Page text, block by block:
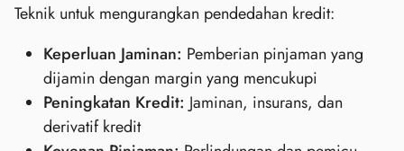
Teknik untuk mengurangkan pendedahan kredit:
Keperluan Jaminan: Pemberian pinjaman yang
dijamin dengan margin yang mencukupi
Peningkatan Kredit: Jaminan, insurans, dan
derivatif kredit